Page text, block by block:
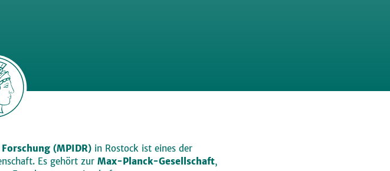
(MPIDR)in Rostock ist eines der
Es gehört zur Max-Planck-Gesellschaft,